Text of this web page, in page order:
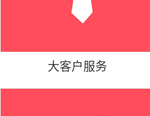
大客户服务